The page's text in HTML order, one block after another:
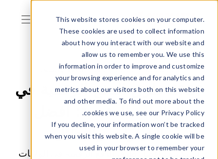
This website stores cookies on your computer.
These cookies are used to collect information
about how you interact with our website and
allow us to remember you. We use this
information in order to improve and customize
your browsing experience and for analytics and
metrics about our visitors both on this website
and other media. To find out more about the
cookies we use, see our Privacy Policy.
If you decline, your information won’t be tracked
when you visit this website. A single cookie will be
used in your browser to remember your
25/02/2026 09:00:02 ص | الدفع والشحن
2026 طرق الدفع الرقمية في
الولايات المتحدة: أفضل
الخيارات والبدائل
استكشف أفضل طرق الدفع الرقمية في الولايات